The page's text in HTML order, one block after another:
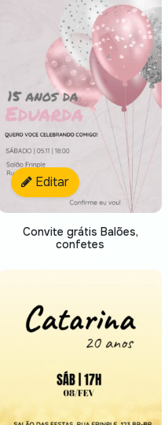
Editar
Convite grátis Balões,
confetes